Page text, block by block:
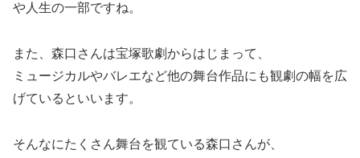
や人生の一部ですね。
また、森口さんは宝塚歌劇からはじまって、
ミュージカルやバレエなど他の舞台作品にも観劇の幅を広
げているといいます。
そんなにたくさん舞台を観ている森口さんが、